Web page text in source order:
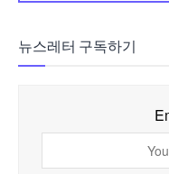
뉴스레터 구독하기